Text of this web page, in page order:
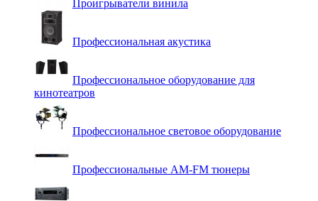
Проигрыватели винила
Профессиональная акустика
Профессиональное оборудование для
кинотеатров
Профессиональное световое оборудование
Профессиональные AM-FM тюнеры